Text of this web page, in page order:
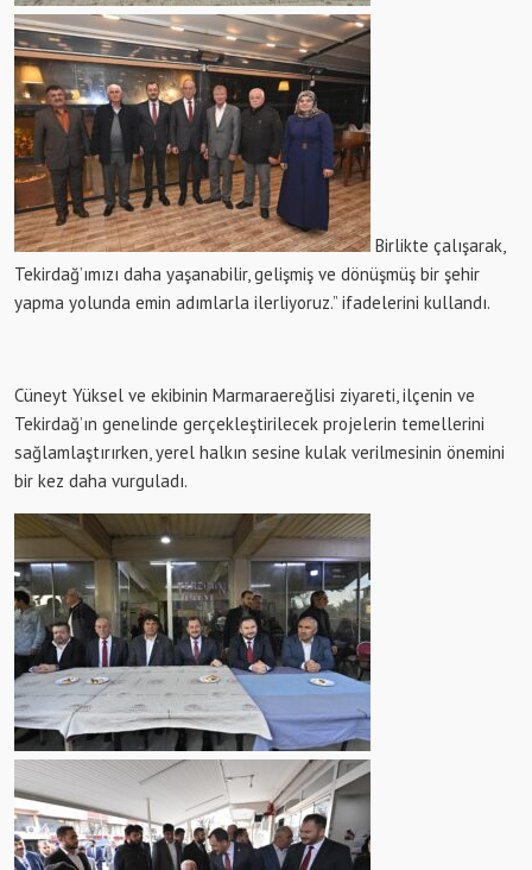
Birlikte çalışarak,
Tekirdağ’ımızı daha yaşanabilir, gelişmiş ve dönüşmüş bir şehir
yapma yolunda emin adımlarla ilerliyoruz.” ifadelerini kullandı.
Cüneyt Yüksel ve ekibinin Marmaraereğlisi ziyareti, ilçenin ve
Tekirdağ’ın genelinde gerçekleştirilecek projelerin temellerini
sağlamlaştırırken, yerel halkın sesine kulak verilmesinin önemini
bir kez daha vurguladı.